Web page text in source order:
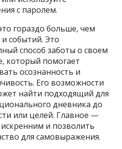
с паролем.
гораздо больше, чем
событий. Это
способ заботы о своем
который помогает
осознанность и
Его возможности
найти подходящий для
дневника до
или целей. Главное —
и позволить
для самовыражения.